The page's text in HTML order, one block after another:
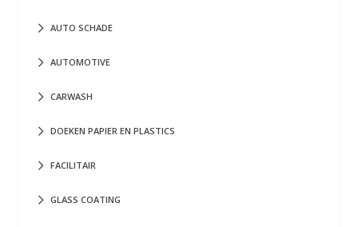
AUTO SCHADE
AUTOMOTIVE
CARWASH
DOEKEN PAPIER EN PLASTICS
FACILITAIR
GLASS COATING